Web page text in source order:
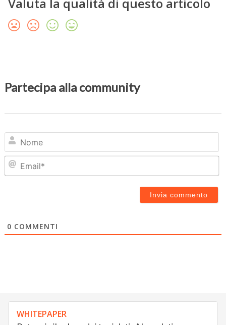
Valuta la qualità di questo articolo
Partecipa alla community
0 COMMENTI
WHITEPAPER